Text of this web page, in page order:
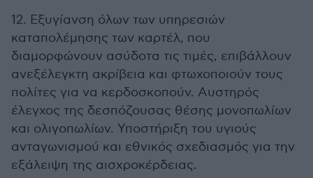
12. Εξυγίανση όλων των υπηρεσιών
καταπολέμησης των καρτέλ, που
διαμορφώνουν ασύδοτα τις τιμές, επιβάλλουν
ανεξέλεγκτη ακρίβεια και φτωχοποιούν τους
πολίτες για να κερδοσκοπούν. Αυστηρός
έλεγχος της δεσπόζουσας θέσης μονοπωλίων
και ολιγοπωλίων. Υποστήριξη του υγιούς
ανταγωνισμού και εθνικός σχεδιασμός για την
εξάλειψη της αισχροκέρδειας.